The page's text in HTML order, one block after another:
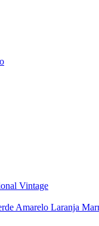
Vintage
Amarelo Laranja